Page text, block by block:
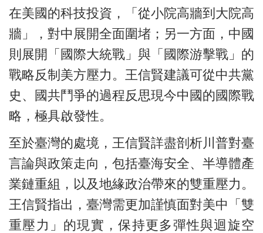
在美國的科技投資，「從小院高牆到大院高
牆」，對中展開全面圍堵；另一方面，中國
則展開「國際大統戰」與「國際游擊戰」的
戰略反制美方壓力。王信賢建議可從中共黨
史、國共鬥爭的過程反思現今中國的國際戰
略，極具啟發性。
至於臺灣的處境，王信賢詳盡剖析川普對臺
言論與政策走向，包括臺海安全、半導體產
業鏈重組，以及地緣政治帶來的雙重壓力。
王信賢指出，臺灣需更加謹慎面對美中「雙
重壓力」的現實，保持更多彈性與迴旋空